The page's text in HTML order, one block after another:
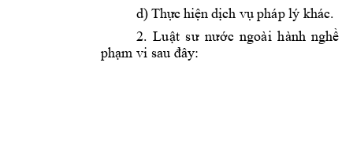
d) Thực hiện dịch vụ pháp lý khác.
2. Luật sư nước ngoài hành nghề
phạm vi sau đây: